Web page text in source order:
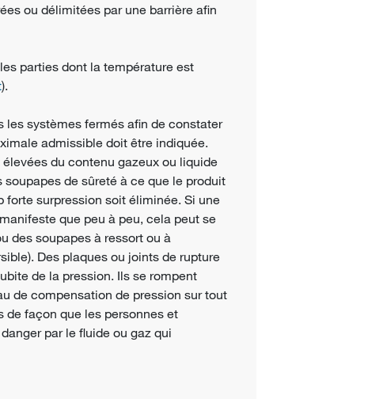
ou délimitées par une barrière afin
parties dont la température est
).
les systèmes fermés afin de constater
admissible doit être indiquée.
du contenu gazeux ou liquide
de sûreté à ce que le produit
surpression soit éliminée. Si une
que peu à peu, cela peut se
des soupapes à ressort ou à
Des plaques ou joints de rupture
de la pression. Ils se rompent
de compensation de pression sur tout
de façon que les personnes et
par le fluide ou gaz qui